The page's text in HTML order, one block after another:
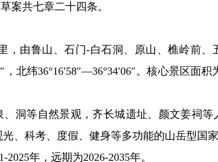
案共七章二十四条。
，由鲁山、石门-白石洞、原山、樵岭前、
，北纬36°16′58″—36°34′06″。核心景区面
洞等自然景观，齐长城遗址、颜文姜祠
、科考、度假、健身等多功能的山岳型国家
年，远期为2026-2035年。